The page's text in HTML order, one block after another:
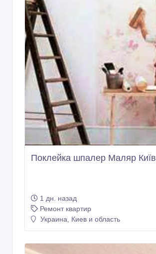
Поклейка шпалер Маляр Київ
1 дн. назад
Ремонт квартир
Украина, Киев и область